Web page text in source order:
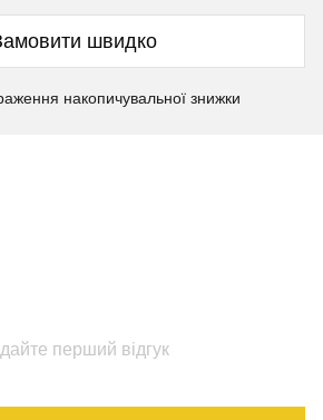
швидко
накопичувальної знижки
перший відгук